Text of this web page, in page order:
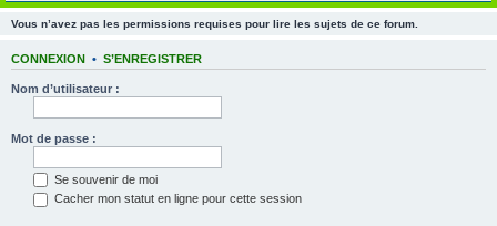
Vous n’avez pas les permissions requises pour lire les sujets de ce forum.
CONNEXION • S’ENREGISTRER
Nom d’utilisateur :
Mot de passe :
Se souvenir de moi
Cacher mon statut en ligne pour cette session